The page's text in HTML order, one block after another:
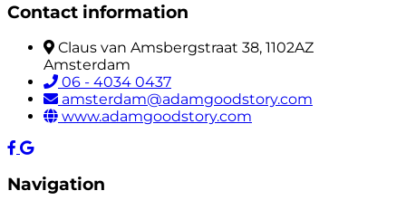
Contact information
Claus van Amsbergstraat 38, 1102AZ
Amsterdam
06 - 4034 0437
amsterdam@adamgoodstory.com
www.adamgoodstory.com
Navigation